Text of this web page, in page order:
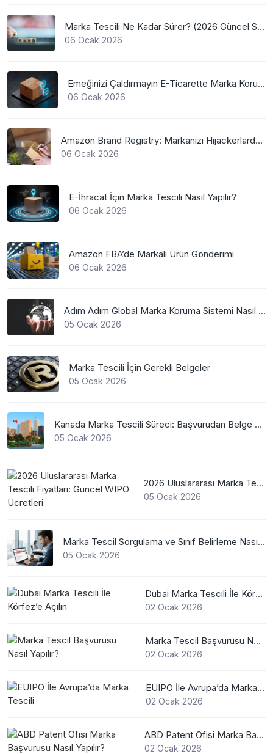
Marka Tescili Ne Kadar Sürer? (2026 Güncel Süreler)
06 Ocak 2026
Emeğinizi Çaldırmayın E-Ticarette Marka Koruma
06 Ocak 2026
Amazon Brand Registry: Markanızı Hijackerlardan Koruyun
06 Ocak 2026
E-İhracat İçin Marka Tescili Nasıl Yapılır?
06 Ocak 2026
Amazon FBA’de Markalı Ürün Gönderimi
06 Ocak 2026
Adım Adım Global Marka Koruma Sistemi Nasıl Çalışır?
05 Ocak 2026
Marka Tescili İçin Gerekli Belgeler
05 Ocak 2026
Kanada Marka Tescili Süreci: Başvurudan Belge Alımına Kadar Her Şey
05 Ocak 2026
2026 Uluslararası Marka Tescili Fiyatları: Güncel WIPO Ücretleri
05 Ocak 2026
Marka Tescil Sorgulama ve Sınıf Belirleme Nasıl Yapılır?
05 Ocak 2026
Dubai Marka Tescili İle Körfez’e Açılın
02 Ocak 2026
Marka Tescil Başvurusu Nasıl Yapılır?
02 Ocak 2026
EUIPO İle Avrupa’da Marka Tescili
02 Ocak 2026
ABD Patent Ofisi Marka Başvurusu Nasıl Yapılır?
02 Ocak 2026